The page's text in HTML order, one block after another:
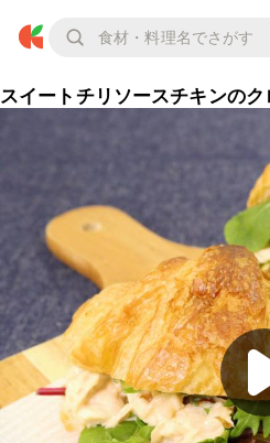
スイートチリソースチキンの